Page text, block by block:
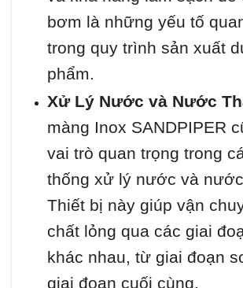
bơm là những yếu tố
trong quy trình sản xuất
phẩm.
Xử Lý Nước và Nước
màng Inox SANDPIPER
vai trò quan trọng trong
thống xử lý nước và
Thiết bị này giúp vận
chất lỏng qua các giai
khác nhau, từ giai đoạn
giai đoạn cuối cùng.